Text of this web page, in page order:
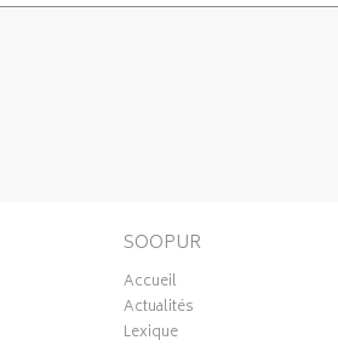
SOOPUR
Accueil
Actualités
Lexique